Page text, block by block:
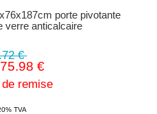
porte pivotante
verre anticalcaire
€
€
remise
avec 20% TVA